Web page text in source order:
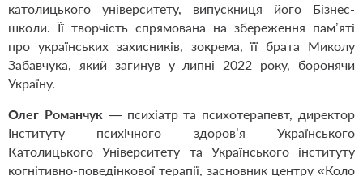
католицького університету, випускниця його Бізнес-
школи. Її творчість спрямована на збереження пам’яті
про українських захисників, зокрема, її брата Миколу
Забавчука, який загинув у липні 2022 року, боронячи
Україну.
Олег Романчук — психіатр та психотерапевт, директор
Інституту психічного здоров’я Українського
Католицького Університету та Українського інституту
когнітивно-поведінкової терапії, засновник центру «Коло